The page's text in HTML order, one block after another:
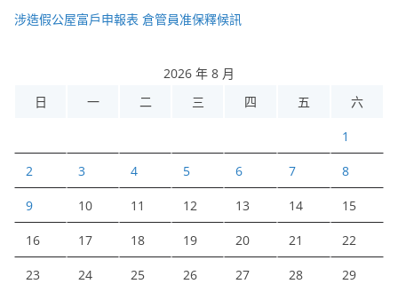
涉造假公屋富戶申報表 倉管員准保釋候訊
2026 年 8 月
日
一 二 三 四 五 六
1
2 3 4 5 6 7 8
9 10 11 12 13 14 15
16 17 18 19 20 21 22
23 24 25 26 27 28 29